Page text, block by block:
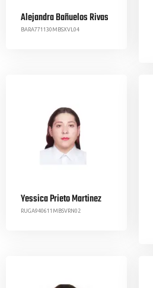
Alejandra Bañuelos Rivas
BARA771130MBSXVL04
Yessica Prieto Martinez
RUGA940611MBSVRN02